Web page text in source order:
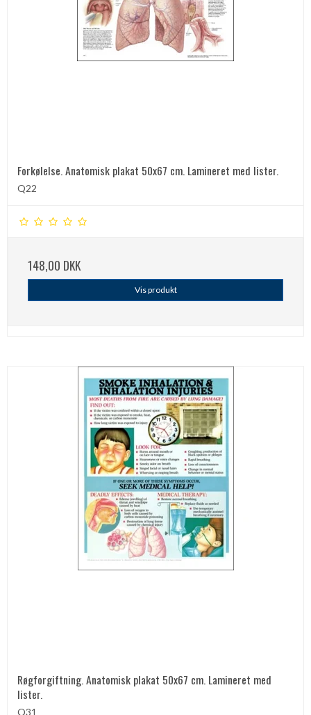
Forkølelse. Anatomisk plakat 50x67 cm. Lamineret med lister.
Q22
148,00 DKK
Vis produkt
Røgforgiftning. Anatomisk plakat 50x67 cm. Lamineret med
lister.
Q31